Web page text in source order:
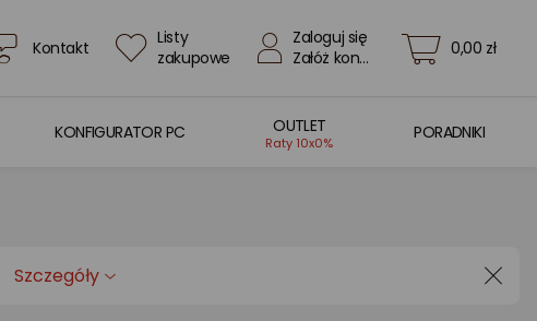
Kontakt
Listy
zakupowe
Zaloguj się
Załóż konto
0,00 zł
KONFIGURATOR PC OUTLET
Raty 10x0%
PORADNIKI
Szczegóły